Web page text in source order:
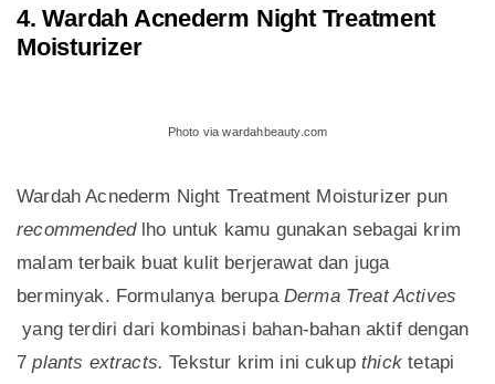
4. Wardah Acnederm Night Treatment
Moisturizer
Photo via wardahbeauty.com
Wardah Acnederm Night Treatment Moisturizer pun
recommended lho untuk kamu gunakan sebagai krim
malam terbaik buat kulit berjerawat dan juga
berminyak. Formulanya berupa Derma Treat Actives
yang terdiri dari kombinasi bahan-bahan aktif dengan
7plants extracts.Tekstur krim ini cukupthicktetapi